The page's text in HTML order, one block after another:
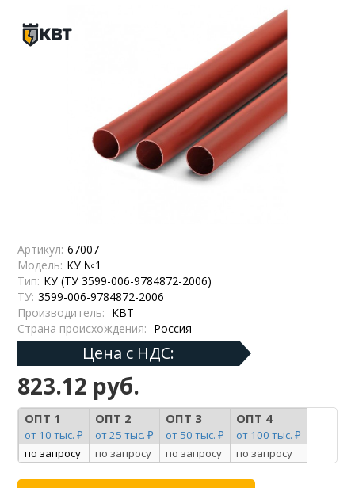
Артикул: 67007
Модель: КУ №1
Тип: КУ (ТУ 3599-006-9784872-2006)
ТУ: 3599-006-9784872-2006
Производитель: КВТ
Страна происхождения: Россия
Цена с НДС:
823.12 руб.
ОПТ 1
от 10 тыс. ₽
ОПТ 2
от 25 тыс. ₽
ОПТ 3
от 50 тыс. ₽
ОПТ 4
от 100 тыс. ₽
по запросу
по запросу по запросу по запросу